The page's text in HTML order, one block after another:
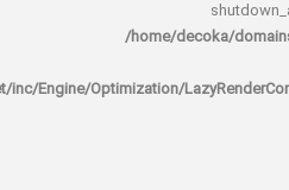
/home/
rocket/inc/Engine/Optimization/